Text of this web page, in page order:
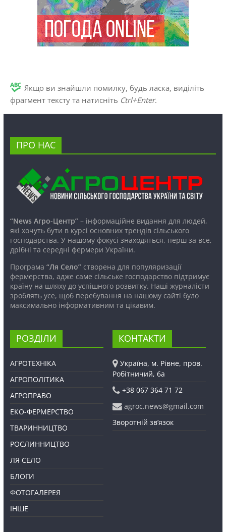
Якщо ви знайшли помилку, будь ласка, виділіть
фрагмент тексту та натисніть Ctrl+Enter.
ПРО НАС
“News Агро-Центр”– інформаційне видання для людей,
які хочуть бути в курсі основних трендів сільського
господарства. У нашому фокусі знаходяться, перш за все,
дрібні та середні фермери України.
Програма “Ля Село”створена для популяризації
фермерства, адже саме сільське господарство підтримує
країну на шляху до успішного розвитку. Наші журналісти
зроблять усе, щоб перебування на нашому сайті було
максимально інформативним та цікавим.
РОЗДІЛИ
АГРОТЕХНІКА
АГРОПОЛІТИКА
АГРОПРАВО
ЕКО-ФЕРМЕРСТВО
ТВАРИННИЦТВО
РОСЛИННИЦТВО
ЛЯ СЕЛО
БЛОГИ
ФОТОГАЛЕРЕЯ
ІНШЕ
КОНТАКТИ
Україна, м. Рівне, пров.
Робітничий, 6а
+38 067 364 71 72
agroc.news@gmail.com
Зворотній зв’язок